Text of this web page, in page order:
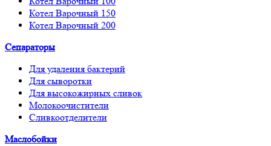
Котел Варочный 150
Котел Варочный 200
Сепараторы
Для удаления бактерий
Для сыворотки
Для высокожирных сливок
Молокоочистители
Сливкоотделители
Маслобойки